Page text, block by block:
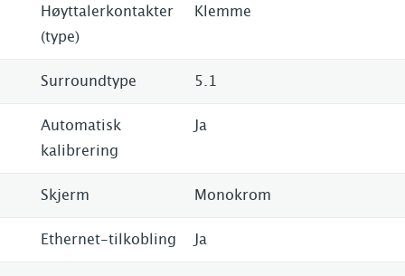
Høyttalerkontakter
(type)
Klemme
Surroundtype 5.1
Automatisk
kalibrering
Ja
Skjerm Monokrom
Ethernet-tilkobling Ja